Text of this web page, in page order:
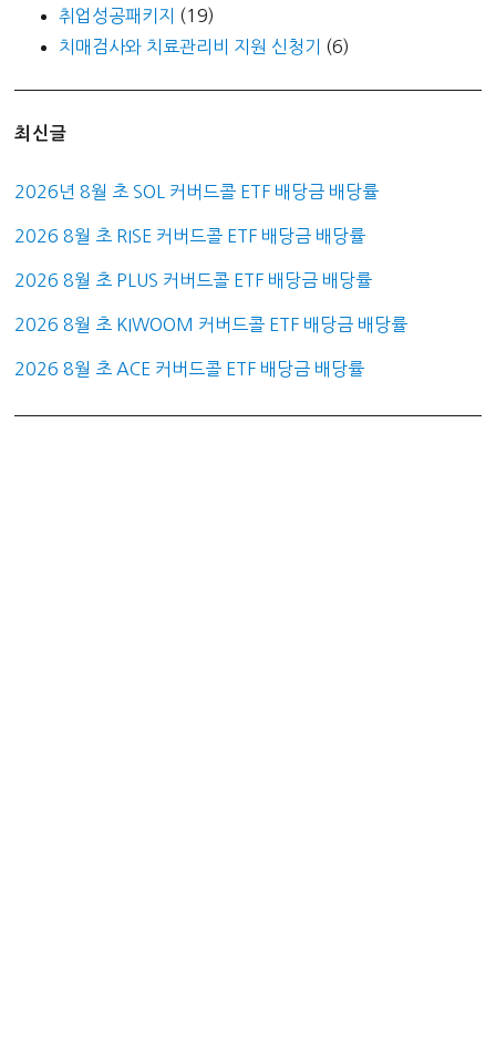
취업성공패키지
(19)
치매검사와 치료관리비 지원 신청기
(6)
최신글
2026년 8월 초 SOL 커버드콜 ETF 배당금 배당률
2026 8월 초 RISE 커버드콜 ETF 배당금 배당률
2026 8월 초 PLUS 커버드콜 ETF 배당금 배당률
2026 8월 초 KIWOOM 커버드콜 ETF 배당금 배당률
2026 8월 초 ACE 커버드콜 ETF 배당금 배당률